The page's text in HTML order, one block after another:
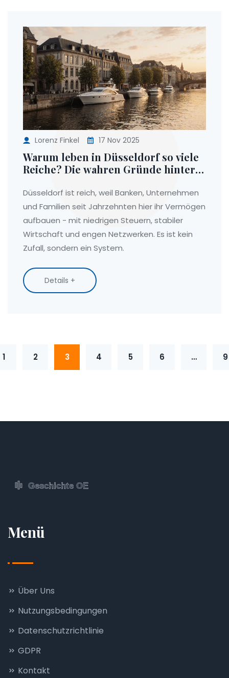
Lorenz Finkel 17 Nov 2025
Warum leben in Düsseldorf so viele
Reiche? Die wahren Gründe hinter
Düsseldorf ist reich, weil Banken, Unternehmen
und Familien seit Jahrzehnten hier ihr Vermögen
aufbauen - mit niedrigen Steuern, stabiler
Wirtschaft und engen Netzwerken. Es ist kein
Zufall, sondern ein System.
Details +
1 2 3 4 5 6 … 9
Menü
Über Uns
Nutzungsbedingungen
Datenschutzrichtlinie
GDPR
Kontakt